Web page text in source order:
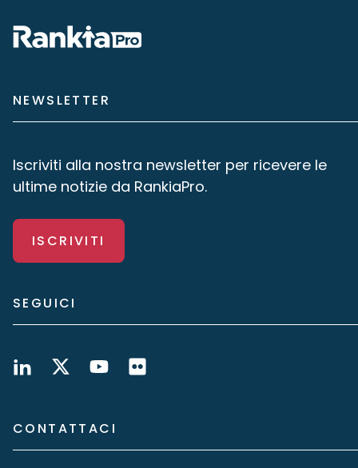
NEWSLETTER
Iscriviti alla nostra newsletter per ricevere le
ultime notizie da RankiaPro.
ISCRIVITI
SEGUICI
CONTATTACI